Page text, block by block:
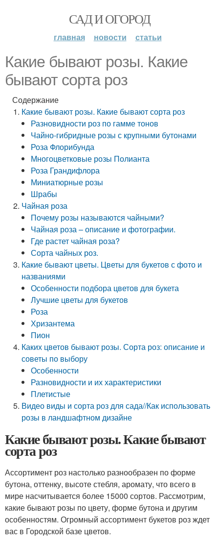
САД И ОГОРОД
главная новости статьи
Какие бывают розы. Какие
бывают сорта роз
Содержание
Какие бывают розы. Какие бывают сорта роз
Разновидности роз по гамме тонов
Чайно-гибридные розы с крупными бутонами
Роза Флорибунда
Многоцветковые розы Полианта
Роза Грандифлора
Миниатюрные розы
Шрабы
Чайная роза
Почему розы называются чайными?
Чайная роза – описание и фотографии.
Где растет чайная роза?
Сорта чайных роз.
Какие бывают цветы. Цветы для букетов с фото и
названиями
Особенности подбора цветов для букета
Лучшие цветы для букетов
Роза
Хризантема
Пион
Каких цветов бывают розы. Сорта роз: описание и
советы по выбору
Особенности
Разновидности и их характеристики
Плетистые
Видео виды и сорта роз для сада//Как использовать
розы в ландшафтном дизайне
Какие бывают розы. Какие бывают
сорта роз
Ассортимент роз настолько разнообразен по форме
бутона, оттенку, высоте стебля, аромату, что всего в
мире насчитывается более 15000 сортов. Рассмотрим,
какие бывают розы по цвету, форме бутона и другим
особенностям. Огромный ассортимент букетов роз ждет
вас в Городской базе цветов.